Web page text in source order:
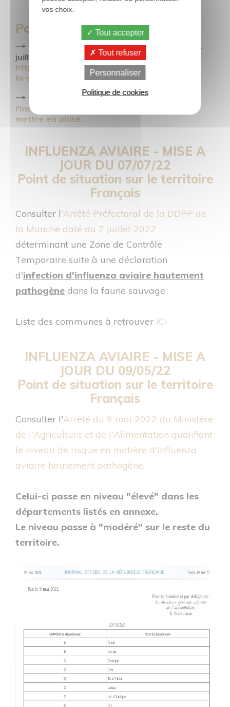
Pour aller plus loin :
Communiqué de presse du Ministère du 4
juillet 2022 :
https://agriculture.gouv.fr/influenza-aviaire-
la-situation-en-france
Plume Verte #55 : Rappels sur
l'Influenza Aviaire et règles de biosécurité à
mettre en place.
INFLUENZA AVIAIRE - MISE A
JOUR DU 07/07/22
Point de situation sur le territoire
Français
Consulter l'Arrêté Préfectoral de la DDPP de
la Manche daté du 7 juillet 2022
déterminant une Zone de Contrôle
Temporaire suite à une déclaration
d'infection d'influenza aviaire hautement
pathogène dans la faune sauvage
Liste des communes à retrouver ICI
INFLUENZA AVIAIRE - MISE A
JOUR DU 09/05/22
Point de situation sur le territoire
Français
Consulter l'Arrêté du 9 mai 2022 du Ministère
de l'Agriculture et de l'Alimentation qualifiant
le niveau de risque en matière d'influenza
aviaire hautement pathogène.
Celui-ci passe en niveau "élevé" dans les
départements listés en annexe.
Le niveau passe à "modéré" sur le reste du
territoire.
vos choix.
Tout accepter
Tout refuser
Personnaliser
Politique de cookies